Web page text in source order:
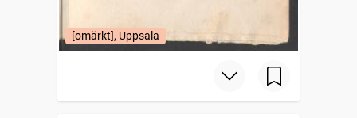
[omärkt], Uppsala